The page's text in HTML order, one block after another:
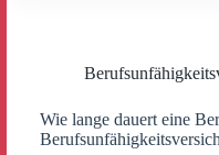
Wie lange dauert eine